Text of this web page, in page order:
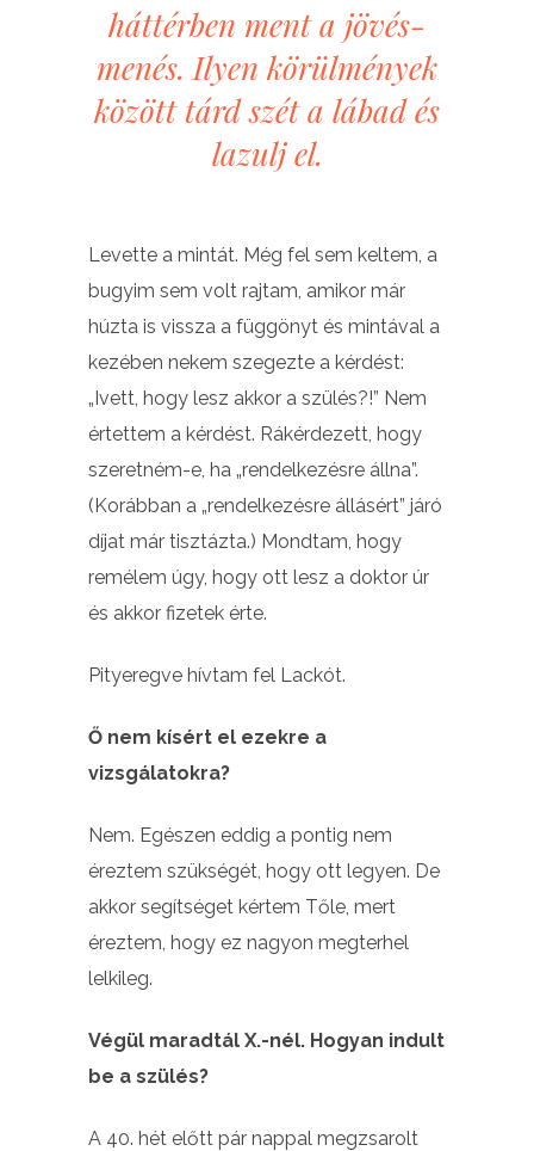
háttérben ment a jövés-
menés. Ilyen körülmények
között tárd szét a lábad és
lazulj el.
Levette a mintát. Még fel sem keltem, a
bugyim sem volt rajtam, amikor már
húzta is vissza a függönyt és mintával a
kezében nekem szegezte a kérdést:
„Ivett, hogy lesz akkor a szülés?!” Nem
értettem a kérdést. Rákérdezett, hogy
szeretném-e, ha „rendelkezésre állna”.
(Korábban a „rendelkezésre állásért” járó
díjat már tisztázta.) Mondtam, hogy
remélem úgy, hogy ott lesz a doktor úr
és akkor fizetek érte.
Pityeregve hívtam fel Lackót.
Ő nem kísért el ezekre a
vizsgálatokra?
Nem. Egészen eddig a pontig nem
éreztem szükségét, hogy ott legyen. De
akkor segítséget kértem Tőle, mert
éreztem, hogy ez nagyon megterhel
lelkileg.
Végül maradtál X.-nél. Hogyan indult
be a szülés?
A 40. hét előtt pár nappal megzsarolt